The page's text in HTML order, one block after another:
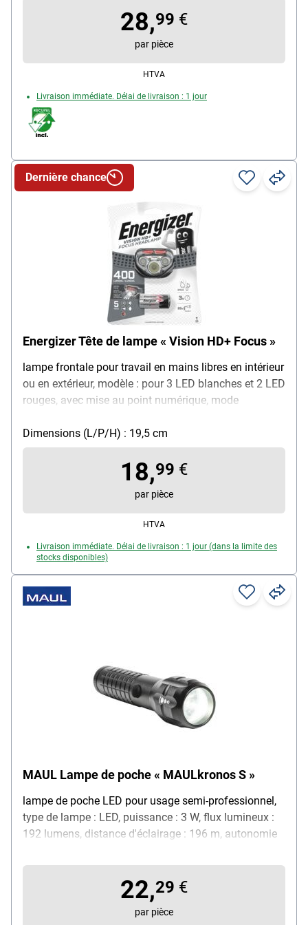
350 lm, avec dragonne, livrée avec 3 piles C
28,99 €
par pièce
HTVA
Livraison immédiate. Délai de livraison : 1 jour
Energizer Tête de lampe « Vision HD+ Focus »
lampe frontale pour travail en mains libres en intérieur
ou en extérieur, modèle : pour 3 LED blanches et 2 LED
rouges, avec mise au point numérique, mode
fonction de variation, 3 niveaux d'éclairage : spot (180
lumens), beam low (20 lumens), beam high (400
lumens), distance de rayonnement de jusqu'à 85 m
possible, avec fonction mémoire de réglage de la mise
au point, ruban serre-tête élastique adaptable sur la
tête de lampe, tête rotative et lentille incassable,
chocs jusqu'à 1 mètre, alimentation : 3x piles AAA
(comprises dans la livraison)
Dimensions (L/P/H) : 19,5 cm
Dernière chance
18,99 €
par pièce
HTVA
Livraison immédiate. Délai de livraison : 1 jour (dans la limite des
stocks disponibles)
MAUL Lampe de poche « MAULkronos S »
lampe de poche LED pour usage semi-professionnel,
type de lampe : LED, puissance : 3 W, flux lumineux :
192 lumens, distance d'éclairage : 196 m, autonomie
pied / peut être posée sur une surface plane, par ex.
comme éclairage de table, caractéristiques du produit
: commande des niveaux d'éclairage d'une seule main
/ cône lumineux réglable (fonction zoom) / protection
22,29 €
par pièce